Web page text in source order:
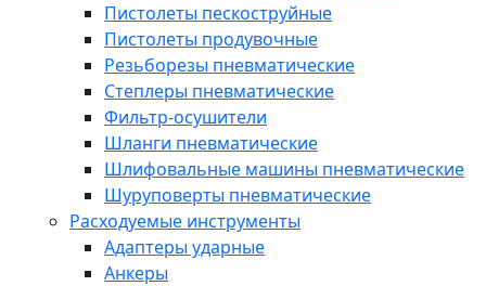
Пистолеты пескоструйные
Пистолеты продувочные
Резьборезы пневматические
Степлеры пневматические
Фильтр-осушители
Шланги пневматические
Шлифовальные машины пневматические
Шуруповерты пневматические
Расходуемые инструменты
Адаптеры ударные
Анкеры